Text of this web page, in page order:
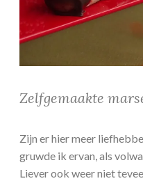
Zelfgemaakte
Zijn er hier meer
gruwde ik ervan, als
Liever ook weer niet